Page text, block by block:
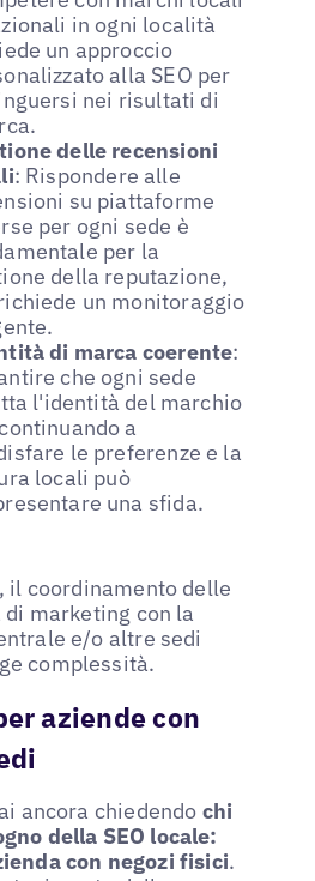
in ogni località
un approccio
alla SEO per
nei risultati di
delle recensioni
: Rispondere alle
su piattaforme
per ogni sede è
per la
della reputazione,
un monitoraggio
di marca coerente:
che ogni sede
l'identità del marchio
a
le preferenze e la
locali può
una sfida.
il coordinamento delle
marketing con la
e/o altre sedi
complessità.
aziende con
ancora chiedendo chi
della SEO locale:
con negozi fisici.